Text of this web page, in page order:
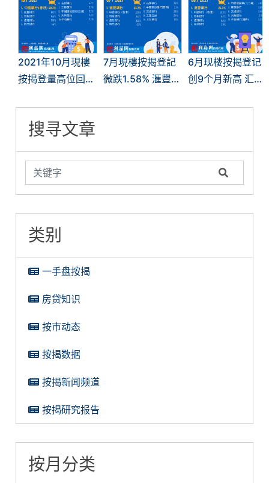
2021年10月現樓
按揭登量高位回落
7月現樓按揭登記
微跌1.58% 滙豐持
6月现楼按揭登记
创9个月新高 汇丰
搜寻文章
类别
一手盘按揭
房贷知识
按市动态
按揭数据
按揭新闻频道
按揭研究报告
按月分类